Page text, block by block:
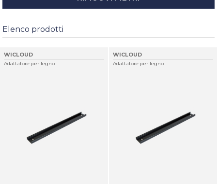
Elenco prodotti
WICLOUD
Adattatore per legno
WICLOUD
Adattatore per legno